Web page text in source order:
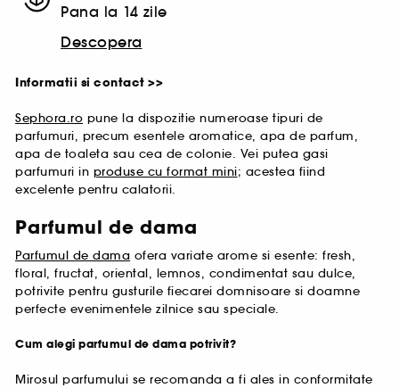
Pana la 14 zile
Descopera
Informatii si contact >>
Sephora.ro pune la dispozitie numeroase tipuri de
parfumuri, precum esentele aromatice, apa de parfum,
apa de toaleta sau cea de colonie. Vei putea gasi
parfumuri in produse cu format mini; acestea fiind
excelente pentru calatorii.
Parfumul de dama
Parfumul de dama ofera variate arome si esente: fresh,
floral, fructat, oriental, lemnos, condimentat sau dulce,
potrivite pentru gusturile fiecarei domnisoare si doamne
perfecte evenimentele zilnice sau speciale.
Cum alegi parfumul de dama potrivit?
Mirosul parfumului se recomanda a fi ales in conformitate